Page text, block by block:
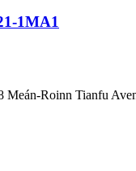
1MA1
Roinn Tianfu